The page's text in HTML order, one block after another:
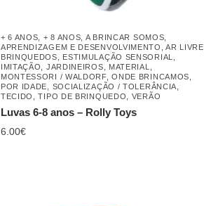
+ 6 ANOS + 8 ANOS A BRINCAR SOMOS
APRENDIZAGEM E DESENVOLVIMENTO
,AR LIVRE
BRINQUEDOS
ESTIMULAÇÃO SENSORIAL
IMITAÇÃO
JARDINEIROS MATERIAL
MONTESSORI / WALDORF,ONDE BRINCAMOS
POR IDADE
SOCIALIZAÇÃO / TOLERÂNCIA
TECIDO
,TIPO DE BRINQUEDO VERÃO
Luvas 6-8 anos – Rolly Toys
6.00€